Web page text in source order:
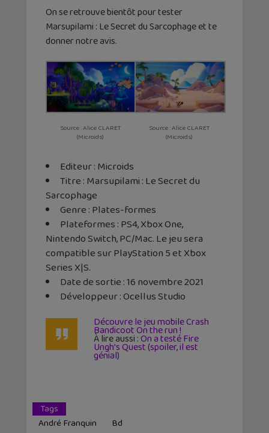
On se retrouve bientôt pour tester
Marsupilami : Le Secret du Sarcophage et te
donner notre avis.
Source : Alice CLARET
(Microids)
Source : Alice CLARET
(Microids)
Editeur : Microids
Titre : Marsupilami : Le Secret du
Sarcophage
Genre : Plates-formes
Plateformes : PS4, Xbox One,
Nintendo Switch, PC/Mac. Le jeu sera
compatible sur PlayStation 5 et Xbox
Series X|S.
Date de sortie : 16 novembre 2021
Développeur : Ocellus Studio
Découvre le jeu mobile Crash
Bandicoot On the run !
À lire aussi :On a testé Fire
Ungh’s Quest (spoiler, il est
génial)
Tags
André Franquin
Bd